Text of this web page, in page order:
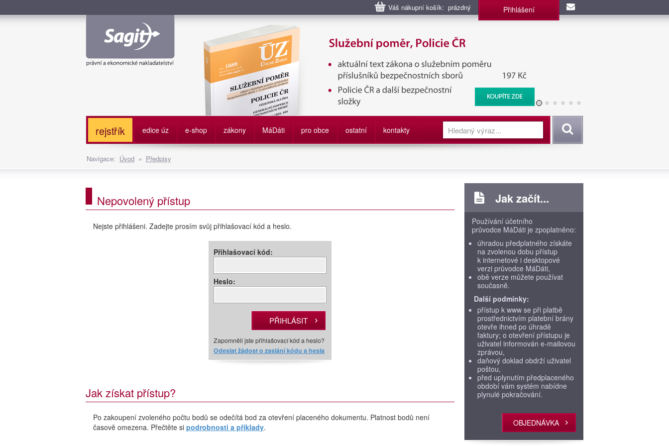
Váš nákupní košík: prázdný Přihlášení
Služební poměr příslušníků bezpečnostních sborů, Policie ČR, Vězeňská služba, BIS, Zpravodajské
služby
rejstřík edice úz e-shop zákony MáDáti pro obce ostatní kontakty Vyhledat
Navigace: Úvod » Předpisy
Nepovolený přístup
Nejste přihlášeni. Zadejte prosím svůj přihlašovací kód a heslo.
Přihlašovací kód:
Heslo:
Zapomněli jste přihlašovací kód a heslo?
Odeslat žádost o zaslání kódu a hesla
Jak získat přístup?
Po zakoupení zvoleného počtu bodů se odečítá bod za otevření placeného dokumentu. Platnost bodů není
časově omezena. Přečtěte si podrobnosti a příklady.
Jak začít...
Používání účetního
průvodce MáDáti je zpoplatněno:
úhradou předplatného získáte
na zvolenou dobu přístup
k internetové i desktopové
verzi průvodce MáDáti,
obě verze můžete používat
současně.
Další podmínky:
přístup k www se při platbě
prostřednictvím platební brány
otevře ihned po úhradě
faktury; o otevření přístupu je
uživatel informován e-mailovou
zprávou,
daňový doklad obdrží uživatel
poštou,
před uplynutím předplaceného
období vám systém nabídne
plynulé pokračování.
OBJEDNÁVKA